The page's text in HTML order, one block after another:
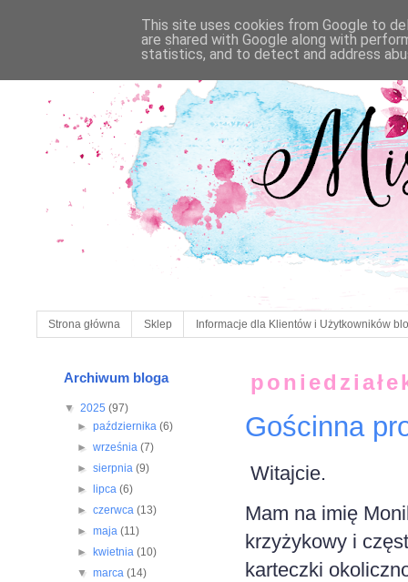
Strona główna Sklep Informacje dla Klientów i Użytkowników
Gościnna
Witajcie.
Mam na imię
krzyżykowy i
karteczki
Archiwum bloga
▼ 2025 (97)
►października(6)
►września(7)
►sierpnia(9)
►
lipca(6)
►czerwca(13)
►maja(11)
►
kwietnia(10)
▼marca(14)
This site uses cookies from Google to
are shared with Google along with
statistics, and to detect and address